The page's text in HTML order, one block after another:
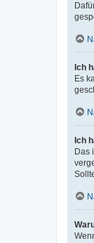
Ich
Es
Ich
Das